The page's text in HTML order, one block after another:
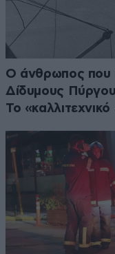
Ο άνθρωπος που
Δίδυμους
Το